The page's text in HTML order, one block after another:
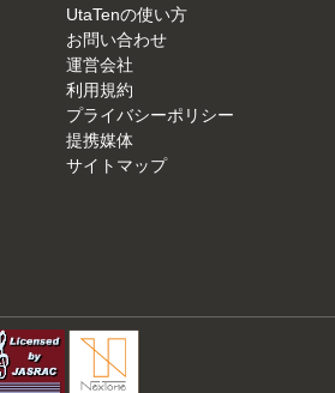
UtaTenの使い方
お問い合わせ
運営会社
利用規約
プライバシーポリシー
提携媒体
サイトマップ